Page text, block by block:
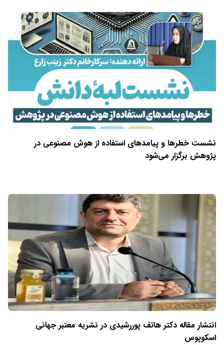
نشست خطرها و پیامدهای استفاده از هوش مصنوعی در
پژوهش برگزار می‌شود
انتشار مقاله دکتر هاتف پوررشیدی در نشریه معتبر جهانی
اسکوپوس